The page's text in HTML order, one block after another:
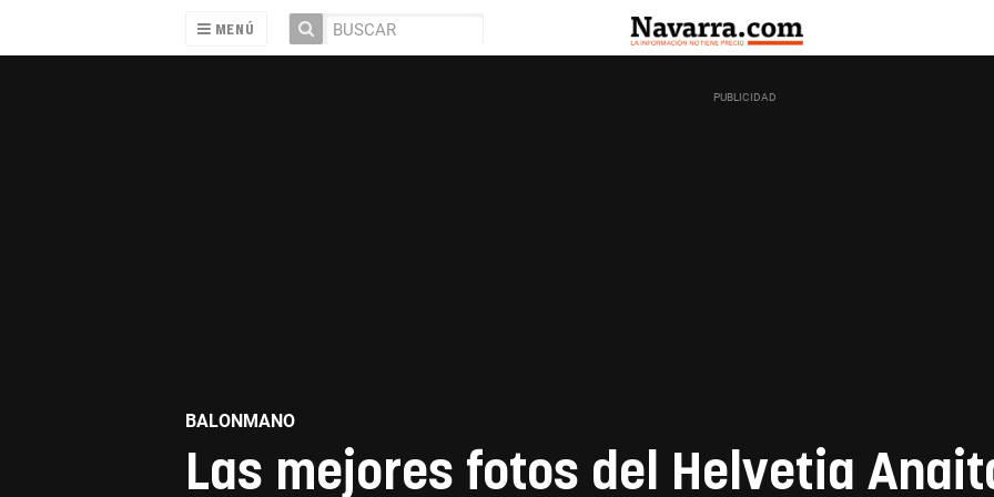
MENÚ
BALONMANO
Las mejores fotos del Helvetia